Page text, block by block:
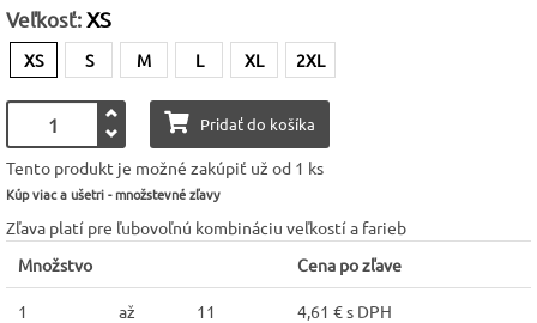
Veľkosť:XS
XS S M L XL 2XL
Pridať do košíka
Tento produkt je možné zakúpiť už od 1 ks
Kúp viac a ušetri - množstevné zľavy
Zľava platí pre ľubovoľnú kombináciu veľkostí a farieb
Množstvo
Cena po zľave
1 až 11 4,61 € s DPH